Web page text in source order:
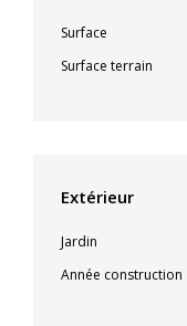
Surface
Surface terrain
Extérieur
Jardin
Année construction